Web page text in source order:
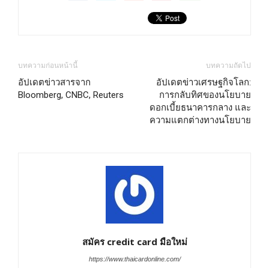
บทความก่อนหน้านี้
อัปเดตข่าวสารจาก
Bloomberg, CNBC, Reuters
บทความถัดไป
อัปเดตข่าวเศรษฐกิจโลก:
การกลับทิศของนโยบาย
ดอกเบี้ยธนาคารกลาง และ
ความแตกต่างทางนโยบาย
สมัคร credit card มือใหม่
https://www.thaicardonline.com/